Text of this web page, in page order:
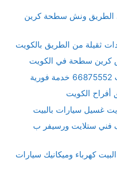
ونش سطحة كرين
ثقيلة من الطريق بالكويت
سطحة في الكويت
أفراح الكويت
غسيل سيارات بالبيت
فني ستلايت ورسيفر ب
كهرباء وميكانيك سيارات